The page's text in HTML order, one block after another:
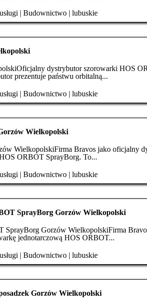
usługi | Budownictwo | lubuskie
dystrybutor szorowarki HOS
prezentuje państwu orbitalną...
usługi | Budownictwo | lubuskie
Wielkopolski
WielkopolskiFirma Bravos jako oficjalny
ORBOT SprayBorg. To...
usługi | Budownictwo | lubuskie
SprayBorg Gorzów Wielkopolski
SprayBorg Gorzów WielkopolskiFirma
jednotarczową HOS ORBOT...
usługi | Budownictwo | lubuskie
Gorzów Wielkopolski